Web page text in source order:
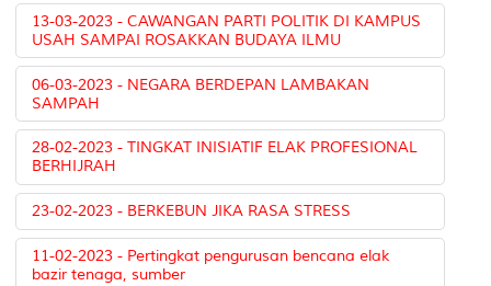
13-03-2023 - CAWANGAN PARTI POLITIK DI KAMPUS
USAH SAMPAI ROSAKKAN BUDAYA ILMU
06-03-2023 - NEGARA BERDEPAN LAMBAKAN
SAMPAH
28-02-2023 - TINGKAT INISIATIF ELAK PROFESIONAL
BERHIJRAH
23-02-2023 - BERKEBUN JIKA RASA STRESS
11-02-2023 - Pertingkat pengurusan bencana elak
bazir tenaga, sumber